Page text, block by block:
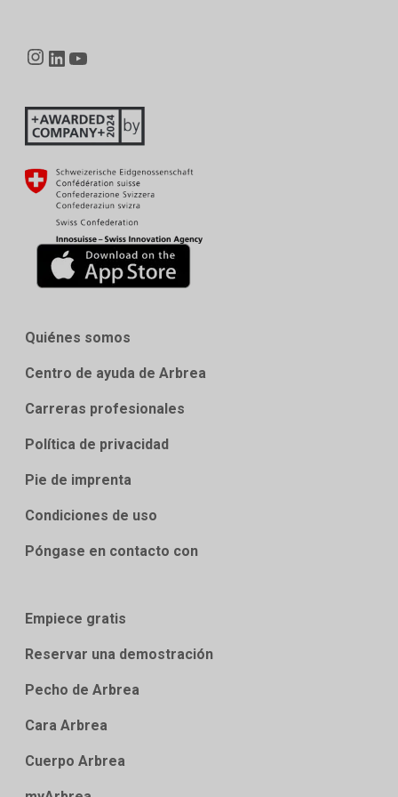
Instagram
LinkedIn
Quiénes somos
Centro de ayuda de Arbrea
Carreras profesionales
Política de privacidad
Pie de imprenta
Condiciones de uso
Póngase en contacto con
Empiece gratis
Reservar una demostración
Pecho de Arbrea
Cara Arbrea
Cuerpo Arbrea